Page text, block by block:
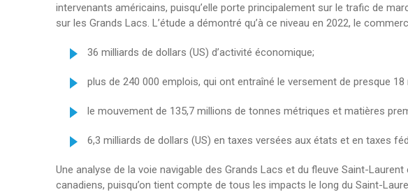
intervenants américains, puisqu’elle porte principalement sur le trafic de
sur les Grands Lacs. L’étude a démontré qu’à ce niveau en 2022, le
36 milliards de dollars (US) d’activité économique;
plus de 240 000 emplois, qui ont entraîné le versement de presque
le mouvement de 135,7 millions de tonnes métriques et matières
6,3 milliards de dollars (US) en taxes versées aux états et en taxes
Une analyse de la voie navigable des Grands Lacs et du fleuve Saint-
canadiens, puisqu’on tient compte de tous les impacts le long du Saint-